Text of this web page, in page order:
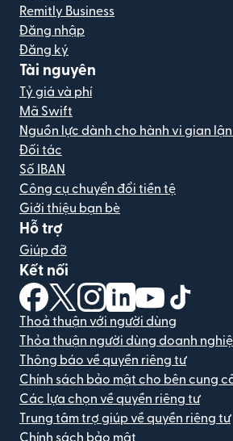
Remitly Business
Đăng nhập
Đăng ký
Tài nguyên
Tỷ giá và phí
Mã Swift
Nguồn lực dành cho hành vi gian
Đối tác
Số IBAN
Công cụ chuyển đổi tiền tệ
Giới thiệu bạn bè
Hỗ trợ
Giúp đỡ
Kết nối
(mở trong cửa sổ mới)
(mở trong cửa sổ mới)
(mở trong cửa sổ mới)
(mở trong cửa sổ
(mở trong
Thoả thuận với người dùng
Thỏa thuận người dùng doanh
Thông báo về quyền riêng tư
Chính sách bảo mật cho bên cung
Các lựa chọn về quyền riêng tư
Trung tâm trợ giúp về quyền riêng tư
Chính sách bảo mật